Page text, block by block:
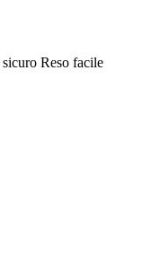
sicuro Reso facile